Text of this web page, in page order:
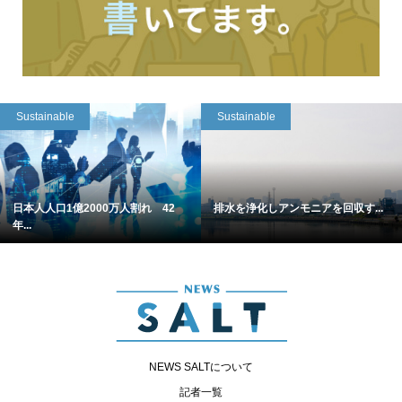
Sustainable
日本人人口1億2000万人割れ 42
年...
Sustainable
排水を浄化しアンモニアを回収す...
NEWS SALTについて
記者一覧